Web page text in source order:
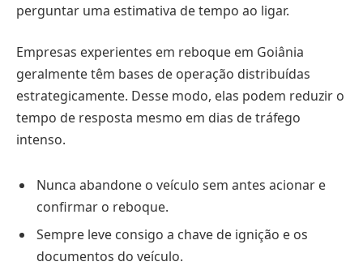
perguntar uma estimativa de tempo ao ligar.
Empresas experientes em reboque em Goiânia
geralmente têm bases de operação distribuídas
estrategicamente. Desse modo, elas podem reduzir o
tempo de resposta mesmo em dias de tráfego
intenso.
Nunca abandone o veículo sem antes acionar e
confirmar o reboque.
Sempre leve consigo a chave de ignição e os
documentos do veículo.